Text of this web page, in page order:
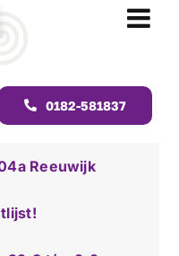
0182-581837
Reeuwijk